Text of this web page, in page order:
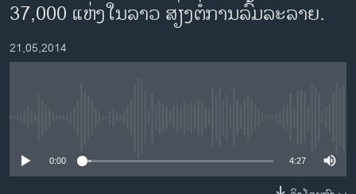
ຂ້າມ
ໄປ
ອາເມຣິກາ
ການເລືອກຕັ້ງ ປະທານາທີບໍດີ ສະຫະລັດ 2024
ອິດສະຫຼະພາບດ້ານການຂ່າວ
37,000 ແຫ່ງໃນລາວ ສຽ່ງຕໍ່ການລົ້ມລະລາຍ.
21,05,2014
0:00 4:27